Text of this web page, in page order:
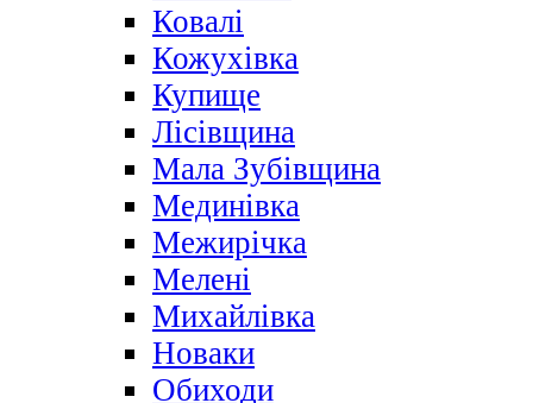
Ковалі
Кожухівка
Купище
Лісівщина
Мала Зубівщина
Мединівка
Межирічка
Мелені
Михайлівка
Новаки
Обиходи